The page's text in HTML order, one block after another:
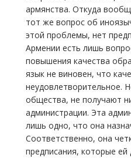
армянства. Откуда
тот же вопрос об
этой проблемы, нет
Армении есть лишь
повышения качества
язык не виновен, что
неудовлетворительное.
общества, не получают
администрации. Эта
лишь одно, что она
Соответственно, она
предписания, которые ей